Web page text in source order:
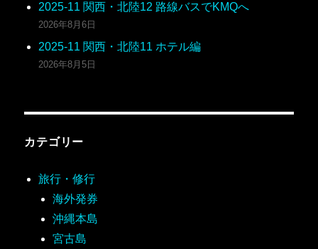
2025-11 関西・北陸12 路線バスでKMQへ
2026年8月6日
2025-11 関西・北陸11 ホテル編
2026年8月5日
カテゴリー
旅行・修行
海外発券
沖縄本島
宮古島